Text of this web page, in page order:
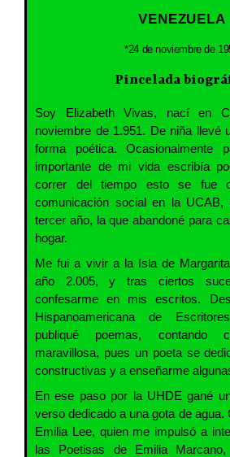
VENEZUELA
*24 de noviembre de
Pincelada
Soy Elizabeth Vivas, nací en
noviembre de 1.951. De niña llevé
forma poética. Ocasionalmente
importante de mi vida escribía
correr del tiempo esto se fue
comunicación social en la
tercer año, la que abandoné para
hogar.
Me fui a vivir a la Isla de
año 2.005, y tras ciertos
confesarme en mis escritos.
Hispanoamericana de
publiqué poemas, contando
maravillosa, pues un poeta se
constructivas y a enseñarme
En ese paso por la UHDE gané
verso dedicado a una gota de agua.
Emilia Lee, quien me impulsó a
las Poetisas de Emilia